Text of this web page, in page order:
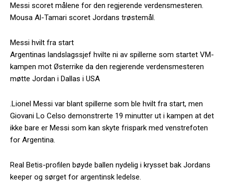
Messi scoret målene for den regjerende verdensmesteren.
Mousa Al-Tamari scoret Jordans trøstemål.
Messi hvilt fra start
Argentinas landslagssjef hvilte ni av spillerne som startet VM-
kampen mot Østerrike da den regjerende verdensmesteren
møtte Jordan i Dallas i USA
.Lionel Messi var blant spillerne som ble hvilt fra start, men
Giovani Lo Celso demonstrerte 19 minutter ut i kampen at det
ikke bare er Messi som kan skyte frispark med venstrefoten
for Argentina.
Real Betis-profilen bøyde ballen nydelig i krysset bak Jordans
keeper og sørget for argentinsk ledelse.